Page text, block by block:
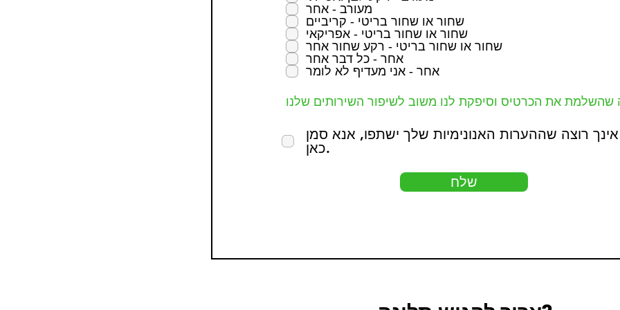
מעורב - אחר
שחור או שחור בריטי - קריביים
שחור או שחור בריטי - אפריקאי
שחור או שחור בריטי - רקע שחור אחר
אחר - כל דבר אחר
אחר - אני מעדיף לא לומר
רוצה שההערות האנונימיות שלך ישתפו, אנא סמן
כאן.
שלח